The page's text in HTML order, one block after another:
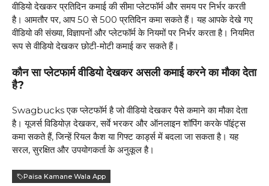
वीडियो देखकर प्रतिदिन कमाई की सीमा प्लेटफॉर्म और समय पर निर्भर करती
है। आमतौर पर, आप ₹50 से ₹500 प्रतिदिन कमा सकते हैं। यह आपके देखे गए
वीडियो की संख्या, विज्ञापनों और प्लेटफॉर्म के नियमों पर निर्भर करता है। नियमित
रूप से वीडियो देखकर छोटी-मोटी कमाई कर सकते हैं।
कौन सा प्लेटफार्म वीडियो देखकर असली कमाई करने का मौका देता
है?
Swagbucks एक प्लेटफॉर्म है जो वीडियो देखकर पैसे कमाने का मौका देता
है। यूजर्स विडियोज़ देखकर, सर्वे भरकर और ऑनलाइन शॉपिंग करके पॉइंट्स
कमा सकते हैं, जिन्हें रियल कैश या गिफ्ट कार्ड्स में बदला जा सकता है। यह
सरल, सुरक्षित और उपयोगकर्ता के अनुकूल है।
Paisa Kamane Wala App